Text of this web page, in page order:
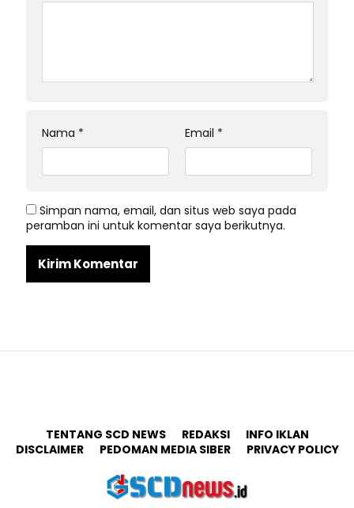
Nama * Email *
Simpan nama, email, dan situs web saya pada
peramban ini untuk komentar saya berikutnya.
TENTANG SCD NEWS REDAKSI
INFO IKLAN
DISCLAIMER
PEDOMAN MEDIA SIBER PRIVACY POLICY